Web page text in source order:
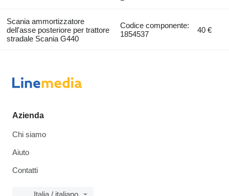
Scania ammortizzatore
dell'asse posteriore per trattore
stradale Scania G440
Codice componente:
1854537
40 €
Azienda
Chi siamo
Aiuto
Contatti
Italia / italiano